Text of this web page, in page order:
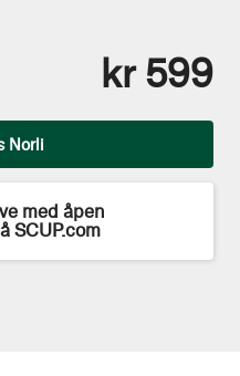
kr 599
Norli
med åpen
SCUP.com